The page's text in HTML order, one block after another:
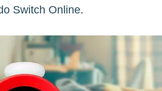
Switch Online.